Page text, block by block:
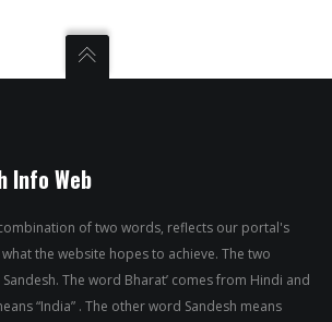
Info Web
of two words, reflects our portal's
the website hopes to achieve. The two
The word Bharat’ comes from Hindi and
“India” . The other word Sandesh means